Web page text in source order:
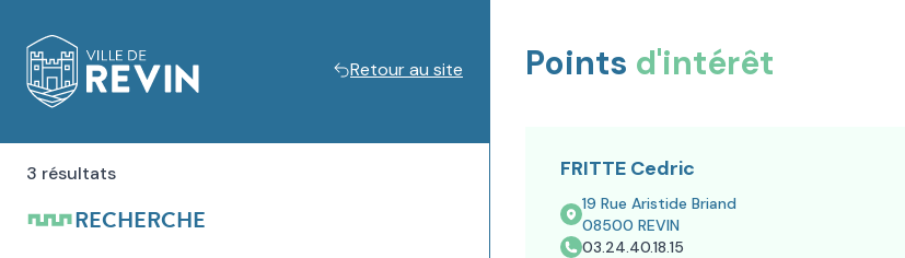
Retour au site
3 résultats
RECHERCHE
Points d'intérêt
FRITTE Cedric
19 Rue Aristide Briand
08500 REVIN
03.24.40.18.15